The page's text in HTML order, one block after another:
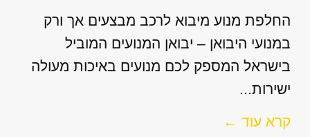
החלפת מנוע מיבוא לרכב מבצעים אך ורק
במנועי היבואן – יבואן המנועים המוביל
בישראל המספק לכם מנועים באיכות מעולה
ישירות...
קרא עוד ←